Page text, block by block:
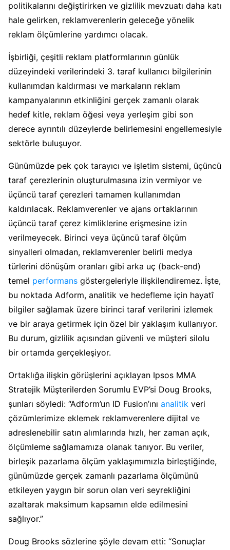
politikalarını değiştirirken ve gizlilik mevzuatı daha katı
hale gelirken, reklamverenlerin geleceğe yönelik
reklam ölçümlerine yardımcı olacak.
İşbirliği, çeşitli reklam platformlarının günlük
düzeyindeki verilerindeki 3. taraf kullanıcı bilgilerinin
kullanımdan kaldırması ve markaların reklam
kampanyalarının etkinliğini gerçek zamanlı olarak
hedef kitle, reklam öğesi veya yerleşim gibi son
derece ayrıntılı düzeylerde belirlemesini engellemesiyle
sektörle buluşuyor.
Günümüzde pek çok tarayıcı ve işletim sistemi, üçüncü
taraf çerezlerinin oluşturulmasına izin vermiyor ve
üçüncü taraf çerezleri tamamen kullanımdan
kaldırılacak. Reklamverenler ve ajans ortaklarının
üçüncü taraf çerez kimliklerine erişmesine izin
verilmeyecek. Birinci veya üçüncü taraf ölçüm
sinyalleri olmadan, reklamverenler belirli medya
türlerini dönüşüm oranları gibi arka uç (back-end)
temel performans göstergeleriyle ilişkilendiremez. İşte,
bu noktada Adform, analitik ve hedefleme için hayatî
bilgiler sağlamak üzere birinci taraf verilerini izlemek
ve bir araya getirmek için özel bir yaklaşım kullanıyor.
Bu durum, gizlilik açısından güvenli ve müşteri silolu
bir ortamda gerçekleşiyor.
Ortaklığa ilişkin görüşlerini açıklayan Ipsos MMA
Stratejik Müşterilerden Sorumlu EVP’si Doug Brooks,
şunları söyledi: “Adform’un ID Fusion’ını analitik veri
çözümlerimize eklemek reklamverenlere dijital ve
adreslenebilir satın alımlarında hızlı, her zaman açık,
ölçümleme sağlamamıza olanak tanıyor. Bu veriler,
birleşik pazarlama ölçüm yaklaşımımızla birleştiğinde,
günümüzde gerçek zamanlı pazarlama ölçümünü
etkileyen yaygın bir sorun olan veri seyrekliğini
azaltarak maksimum kapsamın elde edilmesini
sağlıyor.”
Doug Brooks sözlerine şöyle devam etti: “Sonuçlar